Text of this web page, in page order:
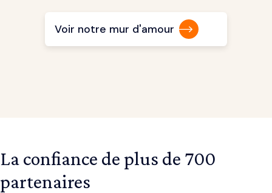
Voir notre mur d'amour
La confiance de plus de 700
partenaires